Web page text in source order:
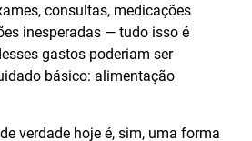
consultas, medicações
inesperadas — tudo isso é
gastos poderiam ser
básico: alimentação
verdade hoje é, sim, uma forma